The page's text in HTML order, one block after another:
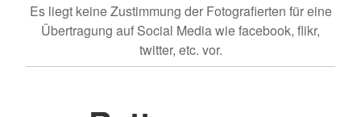
Es liegt keine Zustimmung der Fotografierten für eine
Übertragung auf Social Media wie facebook, flikr,
twitter, etc. vor.